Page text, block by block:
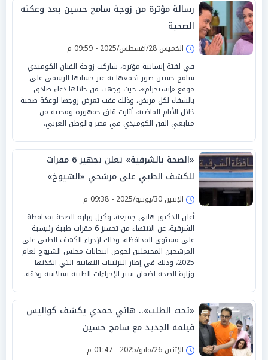
رسالة مؤثرة من زوجة سامح حسين بعد وعكته
الصحية
الخميس 28/أغسطس/2025 - 09:59 م
في لفتة إنسانية مؤثرة، شاركت زوجة الفنان الكوميدي
سامح حسين صور تجمعها به عبر حسابها الرسمي على
موقع «إنستجرام»، حيث وجهت من خلالها دعاء صادق
بالشفاء لكل مريض، وذلك عقب تعرض زوجها لوعكة صحية
خلال الأيام الماضية، أثارت قلق جمهوره ومحبيه من
متابعي الفن الكوميدي في مصر والوطن العربي.
«الصحة بالشرقية» تعلن تجهيز 6 مقرات
للكشف الطبي على مرشحي «الشيوخ»
الإثنين 30/يونيو/2025 - 09:38 م
أعلن الدكتور هاني جميعة، وكيل وزارة الصحة بمحافظة
الشرقية، عن الانتهاء من تجهيز 6 مقرات طبية رئيسية
على مستوى المحافظة، وذلك لإجراء الكشف الطبي على
المرشحين المحتملين لخوض انتخابات مجلس الشيوخ لعام
2025، وذلك في إطار الترتيبات النهائية التي اتخذتها
وزارة الصحة لضمان سير الإجراءات الطبية بسلاسة ودقة.
«تحت الطلب».. هاني حمدي يكشف كواليس
فيلمه الجديد مع سامح حسين
الإثنين 26/مايو/2025 - 01:47 م